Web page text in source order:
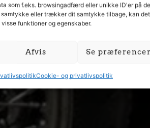
som f.eks. browsingadfærd eller unikke ID'er på
eller trækker dit samtykke tilbage, kan det
funktioner og egenskaber.
Afvis Se
Cookie- og privatlivspolitik